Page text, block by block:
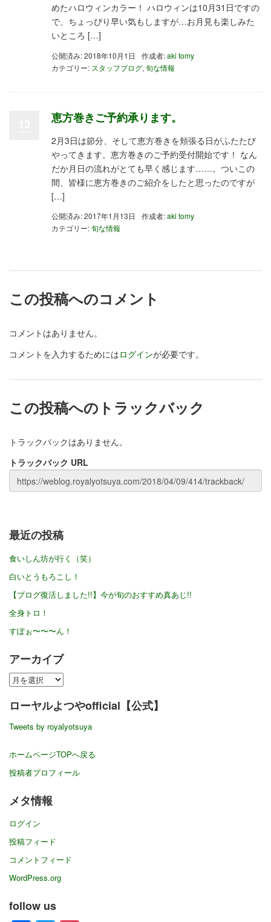
めたハロウィンカラー！ ハロウィンは10月31日ですの
で、ちょっぴり早い気もしますが…お月見も楽しみた
いところ […]
公開済み: 2018年10月1日 作成者:aki tomy
カテゴリー: スタッフブログ, 旬な情報
恵方巻きご予約承ります。
2月3日は節分、そして恵方巻きを頬張る日がふたたび
やってきます。恵方巻きのご予約受付開始です！ なん
だか月日の流れがとても早く感じます……。ついこの
間、皆様に恵方巻きのご紹介をしたと思ったのですが
[…]
公開済み: 2017年1月13日 作成者:aki tomy
カテゴリー:旬な情報
この投稿へのコメント
コメントはありません。
コメントを入力するためにはログインが必要です。
この投稿へのトラックバック
トラックバックはありません。
トラックバック URL
最近の投稿
食いしん坊が行く（笑）
白いとうもろこし！
【ブログ復活しました!!】今が旬のおすすめ真あじ!!
全身トロ！
すぽぉ〜〜〜ん！
アーカイブ
ア
カ
ブ
ローヤルよつやofficial【公式】
Tweets by royalyotsuya
ホームページTOPへ戻る
投稿者プロフィール
メタ情報
ログイン
投稿フィード
コメントフィード
WordPress.org
follow us